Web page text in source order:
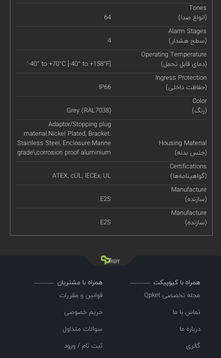
Tones
(انواع صدا)
64
Alarm Stages
(سطح هشدار)
4
Operating Temperature
(دمای قابل تحمل)
'-40° to +70°C [-40° to +158°F]
Ingress Protection
(حفاظت داخلی)
IP66
Color
(رنگ)
Grey (RAL7038)
Housing Material
(جنس بدنه)
Adaptor/Stopping plug
material:Nickel Plated, Bracket:
Stainless Steel, Enclosure:Marine
grade\,corrosion proof aluminium
Certifications
(گواهینامه‌ها)
ATEX, cUL, IECEx, UL
Manufacture
(سازنده)
E2S
Manufacture
(سازنده)
E2S
همراه با کیوپیکت
مجله تخصصی Qpket
تماس با ما
درباره ما
گالری
همراه با مشتریان
قوانین و مقررات
حریم خصوصی
سوالات متداول
ثبت نام / ورود